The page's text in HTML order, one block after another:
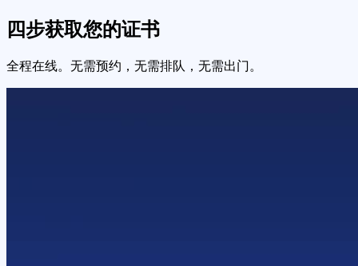
四步获取您的证书
全程在线。无需预约，无需排队，无需出门。